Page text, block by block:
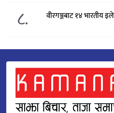
८. वीरगञ्जबाट १४ भारतीय